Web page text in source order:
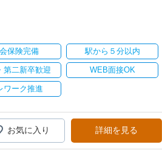
とステップアップできることを第一に考え
す！
生き残るために必要な専門性を磨けます】
ないお客様とのコミュニケーション力を磨
ービスを提供しています。
、資格を持っていなくても、スピーディー
階から部下やチームのマネジメント業務に
のステージでキャリアアップをしません
保険完備 駅から５分以内
第二新卒歓迎 WEB面接OK
ワーク推進
詳細を見る
お気に入り